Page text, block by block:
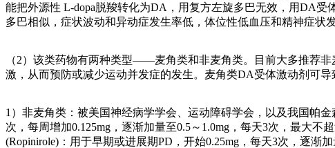
能把外源性 L-dopa脱羧转化为DA，用复方左旋多巴无效，用DA
多巴相似，症状波动和异动症发生率低，体位性低血压和精神症状
（2）该类药物有两种类型——麦角类和非麦角类。目前大多推荐
激，从而预防或减少运动并发症的发生。麦角类DA受体激动剂可
1）非麦角类：被美国神经病学学会、运动障碍学会，以及我国帕
次，每周增加0.125mg，逐渐加量至0.5～1.0mg，每天3次，最大
(Ropinirole)：用于早期或进展期PD，开始0.25mg，每天3次，逐